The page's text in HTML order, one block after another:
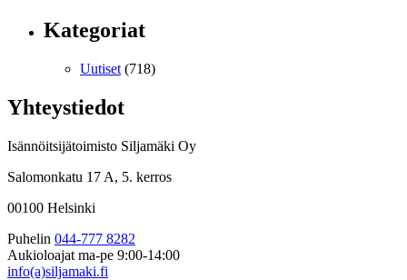
Kategoriat
Uutiset (718)
Yhteystiedot
Isännöitsijätoimisto Siljamäki Oy
Salomonkatu 17 A, 5. kerros
00100 Helsinki
Puhelin 044-777 8282
Aukioloajat ma-pe 9:00-14:00
info(a)siljamaki.fi